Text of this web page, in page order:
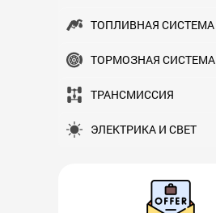
ТОПЛИВНАЯ СИСТЕМА
ТОРМОЗНАЯ СИСТЕМА
ТРАНСМИСCИЯ
ЭЛЕКТРИКА И СВЕТ